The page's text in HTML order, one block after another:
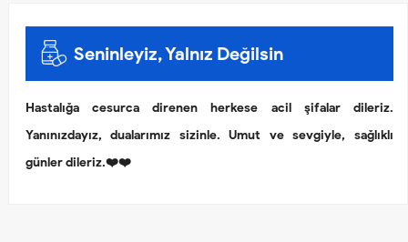
Seninleyiz, Yalnız Değilsin
Hastalığa cesurca direnen herkese acil şifalar dileriz.
Yanınızdayız, dualarımız sizinle. Umut ve sevgiyle, sağlıklı
günler dileriz.❤️❤️